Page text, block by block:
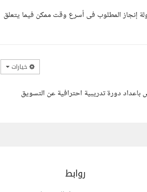
إنجاز المطلوب فى أسرع وقت ممكن فيما يتعلق
خيارات
دورة تدريبية احترافية عن التسويق
روابط